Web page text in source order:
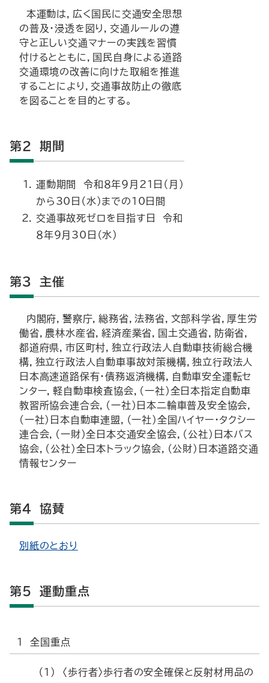
本運動は，広く国民に交通安全思想
の普及・浸透を図り，交通ルールの遵
守と正しい交通マナーの実践を習慣
付けるとともに，国民自身による道路
交通環境の改善に向けた取組を推進
することにより，交通事故防止の徹底
を図ることを目的とする。
第2 期間
運動期間 令和８年９月21日（月）
から30日（水）までの10日間
交通事故死ゼロを目指す日 令和
８年９月30日（水）
第3 主催
内閣府，警察庁，総務省，法務省，文部科学省，厚生労
働省，農林水産省，経済産業省，国土交通省，防衛省，
都道府県，市区町村，独立行政法人自動車技術総合機
構，独立行政法人自動車事故対策機構，独立行政法人
日本高速道路保有・債務返済機構，自動車安全運転セ
ンター，軽自動車検査協会，(一社)全日本指定自動車
教習所協会連合会，(一社)日本二輪車普及安全協会，
(一社)日本自動車連盟，（一社）全国ハイヤー・タクシー
連合会，(一財)全日本交通安全協会，(公社)日本バス
協会，(公社)全日本トラック協会，(公財)日本道路交通
情報センター
第4 協賛
別紙のとおり
第5 運動重点
1 全国重点
（1） 〈歩行者〉歩行者の安全確保と反射材用品の